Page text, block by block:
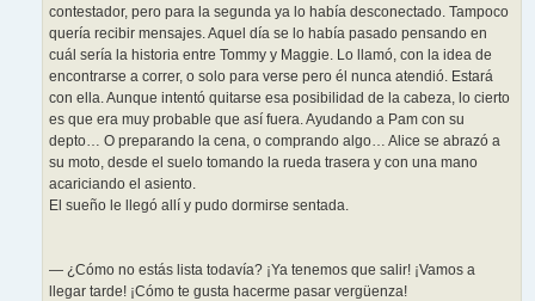
contestador, pero para la segunda ya lo había desconectado. Tampoco
quería recibir mensajes. Aquel día se lo había pasado pensando en
cuál sería la historia entre Tommy y Maggie. Lo llamó, con la idea de
encontrarse a correr, o solo para verse pero él nunca atendió. Estará
con ella. Aunque intentó quitarse esa posibilidad de la cabeza, lo cierto
es que era muy probable que así fuera. Ayudando a Pam con su
depto… O preparando la cena, o comprando algo… Alice se abrazó a
su moto, desde el suelo tomando la rueda trasera y con una mano
acariciando el asiento.
El sueño le llegó allí y pudo dormirse sentada.
— ¿Cómo no estás lista todavía? ¡Ya tenemos que salir! ¡Vamos a
llegar tarde! ¡Cómo te gusta hacerme pasar vergüenza!